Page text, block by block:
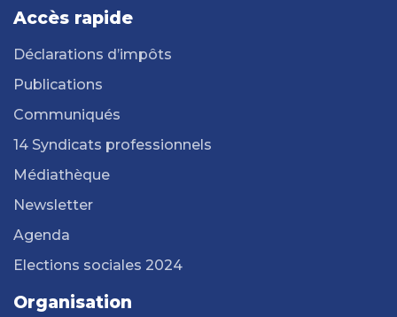
Accès rapide
Déclarations d’impôts
Publications
Communiqués
14 Syndicats professionnels
Médiathèque
Newsletter
Agenda
Elections sociales 2024
Organisation